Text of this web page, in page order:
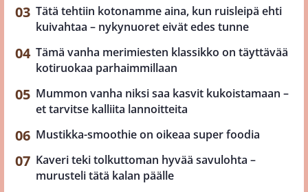
Tätä tehtiin kotonamme aina, kun ruisleipä ehti
kuivahtaa – nykynuoret eivät edes tunne
Tämä vanha merimiesten klassikko on täyttävää
kotiruokaa parhaimmillaan
Mummon vanha niksi saa kasvit kukoistamaan –
et tarvitse kalliita lannoitteita
Mustikka-smoothie on oikeaa super foodia
Kaveri teki tolkuttoman hyvää savulohta –
murusteli tätä kalan päälle